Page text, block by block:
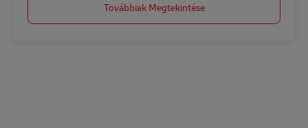
Továbbiak Megtekintése